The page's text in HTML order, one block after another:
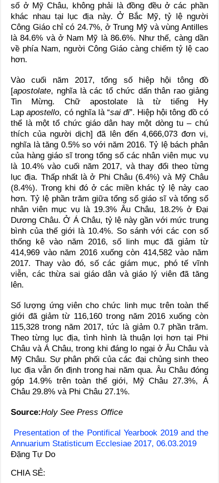
số ở Mỹ Châu, không phải là đồng đều ở các phần
khác nhau tại lục địa này. Ở Bắc Mỹ, tỷ lệ người
Công Giáo chỉ có 24.7%, ở Trung Mỹ và vùng Antilles
là 84.6% và ở Nam Mỹ là 86.6%. Như thế, càng dần
về phía Nam, người Công Giáo càng chiếm tỷ lệ cao
hơn.
Vào cuối năm 2017, tổng số hiệp hội tông đồ
[apostolate, nghĩa là các tổ chức dấn thân rao giảng
Tin Mừng. Chữ apostolate là từ tiếng Hy
Lạpapostello, có nghĩa là “sai đi”. Hiệp hội tông đồ có
thể là một tổ chức giáo dân hay một dòng tu – chú
thích của người dịch] đã lên đến 4,666,073 đơn vị,
nghĩa là tăng 0.5% so với năm 2016. Tỷ lệ bách phân
của hàng giáo sĩ trong tổng số các nhân viên mục vụ
là 10.4% vào cuối năm 2017, và thay đổi theo từng
lục địa. Thấp nhất là ở Phi Châu (6.4%) và Mỹ Châu
(8.4%). Trong khi đó ở các miền khác tỷ lệ này cao
hơn. Tỷ lệ phần trăm giữa tổng số giáo sĩ và tổng số
nhân viên mục vụ là 19.3% Âu Châu, 18.2% ở Đại
Dương Châu. Ở Á Châu, tỷ lệ này gần với mức trung
bình của thế giới là 10.4%. So sánh với các con số
thống kê vào năm 2016, số linh mục đã giảm từ
414,969 vào năm 2016 xuống còn 414,582 vào năm
2017. Thay vào đó, số các giám mục, phó tế vĩnh
viễn, các thừa sai giáo dân và giáo lý viên đã tăng
lên.
Số lượng ứng viên cho chức linh mục trên toàn thế
giới đã giảm từ 116,160 trong năm 2016 xuống còn
115,328 trong năm 2017, tức là giảm 0.7 phần trăm.
Theo từng lục địa, tình hình là thuận lợi hơn tại Phi
Châu và Á Châu, trong khi đáng lo ngại ở Âu Châu và
Mỹ Châu. Sự phân phối của các đại chủng sinh theo
lục địa vẫn ổn định trong hai năm qua. Âu Châu đóng
góp 14.9% trên toàn thế giới, Mỹ Châu 27.3%, Á
Châu 29.8% và Phi Châu 27.1%.
Source:Holy See Press Office
Presentation of the Pontifical Yearbook 2019 and the
Annuarium Statisticum Ecclesiae 2017, 06.03.2019
Đặng Tự Do
CHIA SẺ: